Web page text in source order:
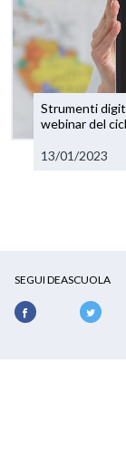
Strumenti
webinar del
13/01/2023
SEGUI DEASCUOLA